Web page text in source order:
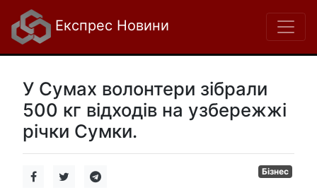
Експрес Новини
У Сумах волонтери зібрали
500 кг відходів на узбережжі
річки Сумки.
Бізнес